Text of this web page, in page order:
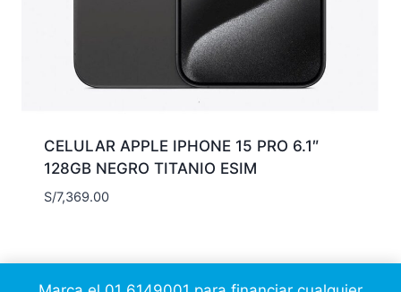
CELULAR APPLE IPHONE 15 PRO 6.1″
128GB NEGRO TITANIO ESIM
S/7,369.00